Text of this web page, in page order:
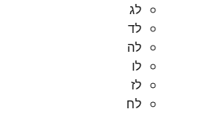
לג
לד
לה
לו
לז
לח